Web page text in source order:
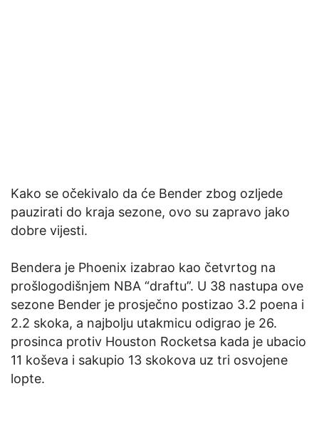
Kako se očekivalo da će Bender zbog ozljede
pauzirati do kraja sezone, ovo su zapravo jako
dobre vijesti.
Bendera je Phoenix izabrao kao četvrtog na
prošlogodišnjem NBA “draftu”. U 38 nastupa ove
sezone Bender je prosječno postizao 3.2 poena i
2.2 skoka, a najbolju utakmicu odigrao je 26.
prosinca protiv Houston Rocketsa kada je ubacio
11 koševa i sakupio 13 skokova uz tri osvojene
lopte.